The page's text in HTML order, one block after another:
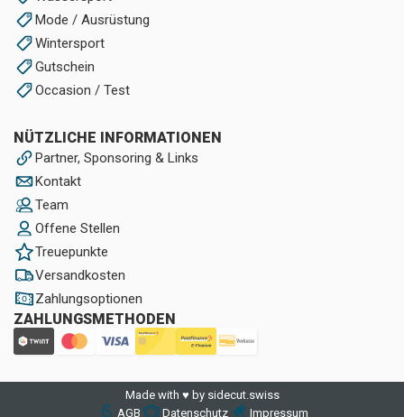
Mode / Ausrüstung
Wintersport
Gutschein
Occasion / Test
NÜTZLICHE INFORMATIONEN
Partner, Sponsoring & Links
Kontakt
Team
Offene Stellen
Treuepunkte
Versandkosten
Zahlungsoptionen
ZAHLUNGSMETHODEN
Made with ♥ by sidecut.swiss
AGB
Datenschutz Impressum